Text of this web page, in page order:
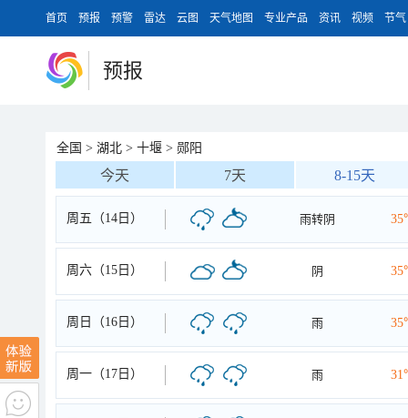
首页 预报 预警 雷达 云图 天气地图 专业产品 资讯 视频 节气
预报
全国 > 湖北 > 十堰 > 郧阳
今天 7天 8-15天
周五（14日） 雨转阴
周六（15日） 阴
周日（16日） 雨
周一（17日） 雨